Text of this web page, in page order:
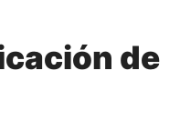
de